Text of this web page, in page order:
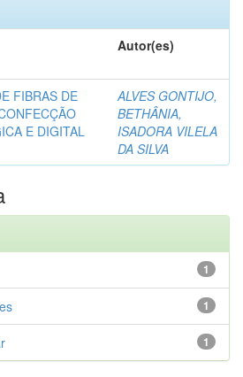
Autor(es)
FIBRAS DE
E DIGITAL
ALVES GONTIJO,
BETHÂNIA,
ISADORA VILELA
DA SILVA
1
1
1